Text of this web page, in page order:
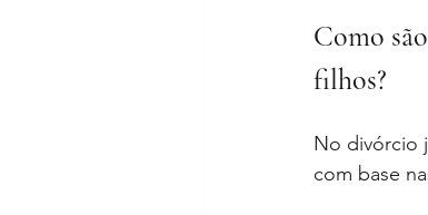
Como
filhos?
No divórcio
com base